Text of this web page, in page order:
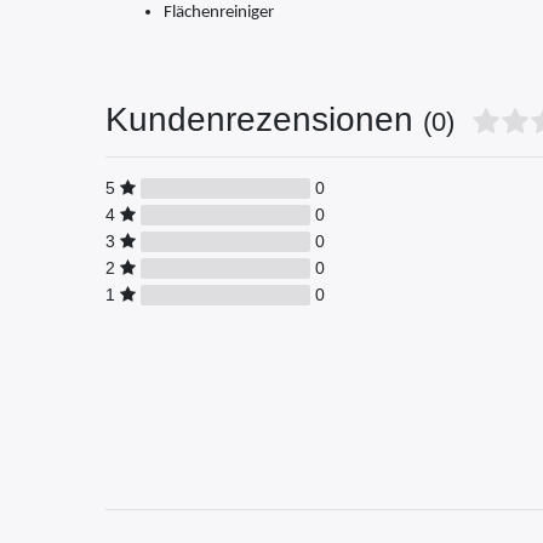
Flächenreiniger
Kundenrezensionen (0)
5
0
4
0
3
0
2
0
1
0